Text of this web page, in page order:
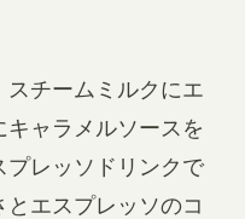
チームミルクにエ
キャラメルソースを
レッソドリンクで
エスプレッソのコ